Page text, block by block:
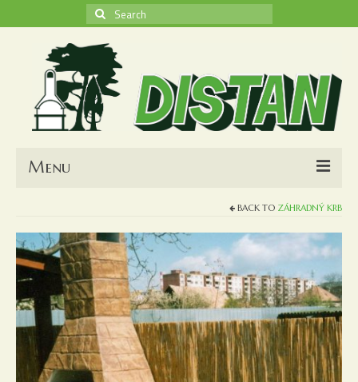
Search
for:
Menu
Kontakt
Obchodné podmienky
Nákupný košík
BACK TO ZÁHRADNÝ KRB